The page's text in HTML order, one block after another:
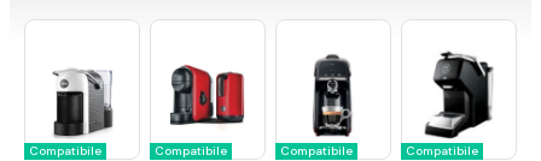
Compatibile Compatibile Compatibile Compatibile